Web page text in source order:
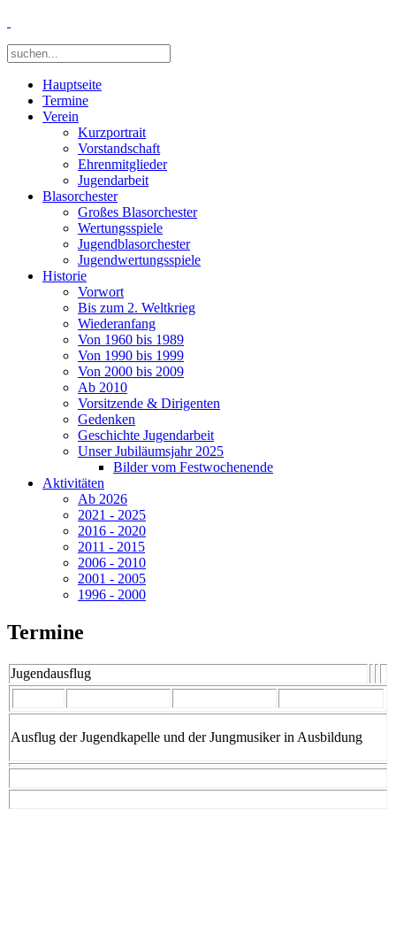
Hauptseite
Termine
Verein
Kurzportrait
Vorstandschaft
Ehrenmitglieder
Jugendarbeit
Blasorchester
Großes Blasorchester
Wertungsspiele
Jugendblasorchester
Jugendwertungsspiele
Historie
Vorwort
Bis zum 2. Weltkrieg
Wiederanfang
Von 1960 bis 1989
Von 1990 bis 1999
Von 2000 bis 2009
Ab 2010
Vorsitzende & Dirigenten
Gedenken
Geschichte Jugendarbeit
Unser Jubiläumsjahr 2025
Bilder vom Festwochenende
Aktivitäten
Ab 2026
2021 - 2025
2016 - 2020
2011 - 2015
2006 - 2010
2001 - 2005
1996 - 2000
Termine
Jugendausflug
Ausflug der Jugendkapelle und der Jungmusiker in Ausbildung